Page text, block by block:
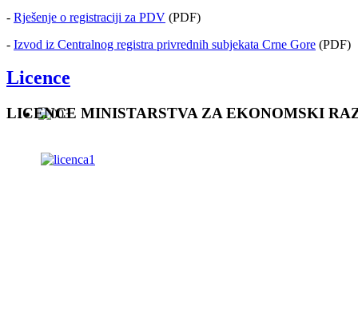
- Rješenje o registraciji za PDV (PDF)
- Izvod iz Centralnog registra privrednih subjekata Crne Gore (PDF)
Licence
LICENCE MINISTARSTVA ZA EKONOMSKI